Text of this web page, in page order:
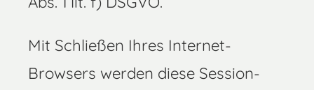
Mit Schließen Ihres Internet-
Browsers werden diese Session-